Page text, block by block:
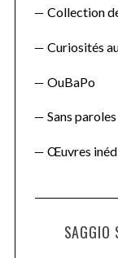
Collection
Curiosités
OuBaPo
Sans paroles
Œuvres
SAGGIO